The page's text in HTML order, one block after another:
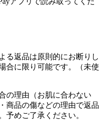
る返品は原則的にお断りし
合に限り可能です。（未使
の理由（お肌に合わない
商品の傷などの理由で返品
予めご了承ください。